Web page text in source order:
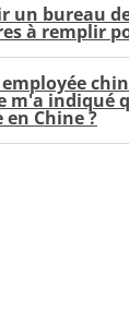
un bureau
à remplir
employée
m'a
Chine ?